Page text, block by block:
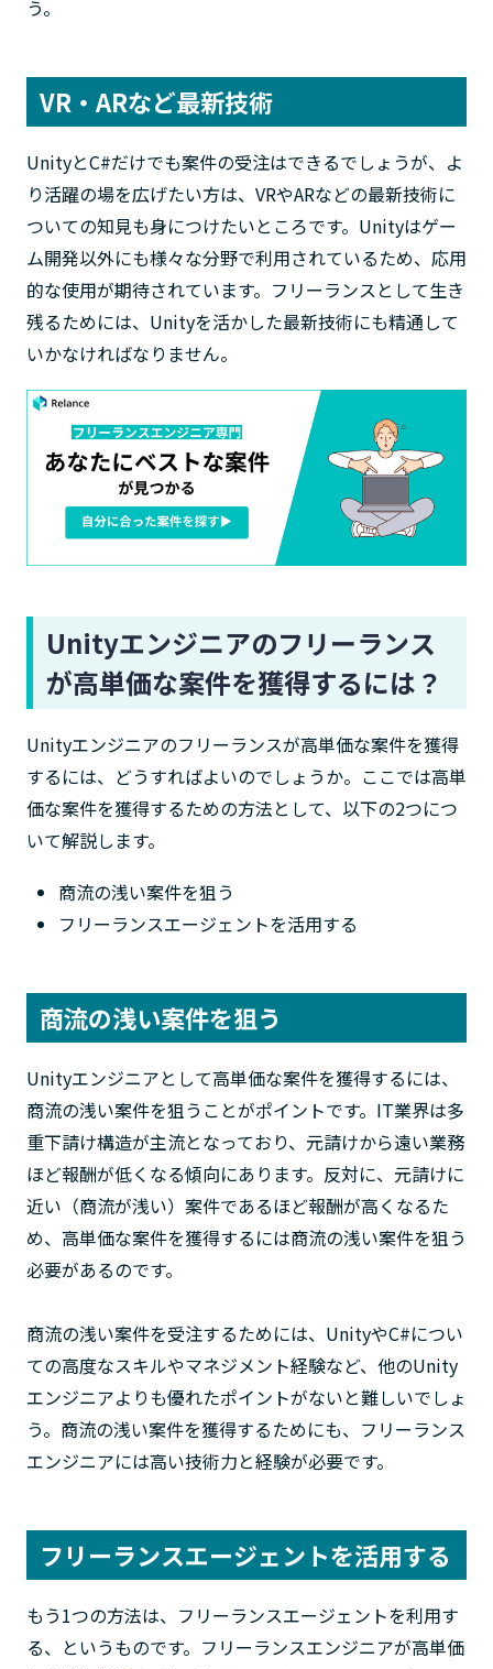
う。
VR・ARなど最新技術
UnityとC#だけでも案件の受注はできるでしょうが、よ
り活躍の場を広げたい方は、VRやARなどの最新技術に
ついての知見も身につけたいところです。Unityはゲー
ム開発以外にも様々な分野で利用されているため、応用
的な使用が期待されています。フリーランスとして生き
残るためには、Unityを活かした最新技術にも精通して
いかなければなりません。
Unityエンジニアのフリーランス
が高単価な案件を獲得するには？
Unityエンジニアのフリーランスが高単価な案件を獲得
するには、どうすればよいのでしょうか。ここでは高単
価な案件を獲得するための方法として、以下の2つにつ
いて解説します。
商流の浅い案件を狙う
フリーランスエージェントを活用する
商流の浅い案件を狙う
Unityエンジニアとして高単価な案件を獲得するには、
商流の浅い案件を狙うことがポイントです。IT業界は多
重下請け構造が主流となっており、元請けから遠い業務
ほど報酬が低くなる傾向にあります。反対に、元請けに
近い（商流が浅い）案件であるほど報酬が高くなるた
め、高単価な案件を獲得するには商流の浅い案件を狙う
必要があるのです。
商流の浅い案件を受注するためには、UnityやC#につい
ての高度なスキルやマネジメント経験など、他のUnity
エンジニアよりも優れたポイントがないと難しいでしょ
う。商流の浅い案件を獲得するためにも、フリーランス
エンジニアには高い技術力と経験が必要です。
フリーランスエージェントを活用する
もう1つの方法は、フリーランスエージェントを利用す
る、というものです。フリーランスエンジニアが高単価